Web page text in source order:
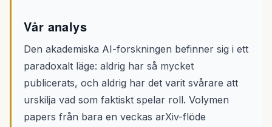
Vår analys
Den akademiska AI-forskningen befinner sig i ett
paradoxalt läge: aldrig har så mycket
publicerats, och aldrig har det varit svårare att
urskilja vad som faktiskt spelar roll. Volymen
papers från bara en veckas arXiv-flöde